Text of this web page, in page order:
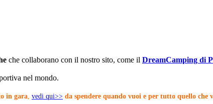
che collaborano con il nostro sito, come il DreamCamping di
nel mondo.
in gara, vedi qui>> da spendere quando vuoi e per tutto quello che